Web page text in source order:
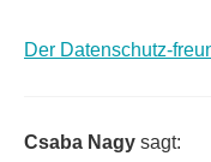
Der Datenschutz-
Csaba Nagy sagt: